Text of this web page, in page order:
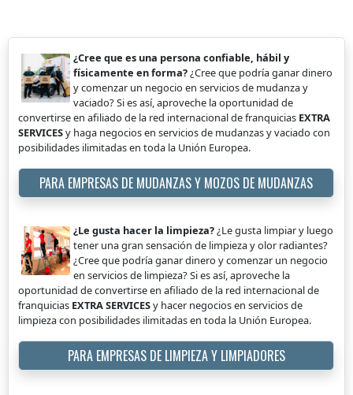
¿Cree que es una persona confiable, hábil y
físicamente en forma?¿Cree que podría ganar dinero
y comenzar un negocio en servicios de mudanza y
vaciado? Si es así, aproveche la oportunidad de
convertirse en afiliado de la red internacional de franquicias EXTRA
SERVICESy haga negocios en servicios de mudanzas y vaciado con
posibilidades ilimitadas en toda la Unión Europea.
PARA EMPRESAS DE MUDANZAS Y MOZOS DE MUDANZAS
¿Le gusta hacer la limpieza?¿Le gusta limpiar y luego
tener una gran sensación de limpieza y olor radiantes?
¿Cree que podría ganar dinero y comenzar un negocio
en servicios de limpieza? Si es así, aproveche la
oportunidad de convertirse en afiliado de la red internacional de
franquicias EXTRA SERVICESy hacer negocios en servicios de
limpieza con posibilidades ilimitadas en toda la Unión Europea.
PARA EMPRESAS DE LIMPIEZA Y LIMPIADORES